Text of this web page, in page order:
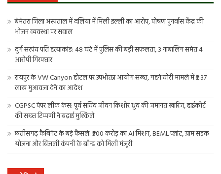
बेमेतरा जिला अस्पताल में दलिया में मिली इल्ली का आरोप, पोषण पुनर्वास केंद्र की
भोजन व्यवस्था पर सवाल
दुर्ग सरपंच पति हत्याकांड: 48 घंटे में पुलिस की बड़ी सफलता, 3 नाबालिग समेत 4
आरोपी गिरफ्तार
रायपुर के VW Canyon होटल पर उपभोक्ता आयोग सख्त, गहने चोरी मामले में ₹2.37
लाख मुआवजा देने का आदेश
CGPSC पेपर लीक केस: पूर्व सचिव जीवन किशोर ध्रुव की जमानत खारिज, हाईकोर्ट
की सख्त टिप्पणी ने बढ़ाई मुश्किलें
छत्तीसगढ़ कैबिनेट के बड़े फैसले: ₹500 करोड़ का AI मिशन, BEML प्लांट, ग्राम सड़क
योजना और बिजली कंपनी के बॉन्ड को मिली मंजूरी